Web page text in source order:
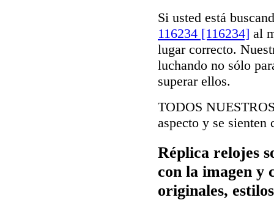
Si usted está
116234 [116234] al
lugar correcto.
luchando no sólo
superar ellos.
TODOS
aspecto y se
Réplica relojes
con la imagen y
originales,